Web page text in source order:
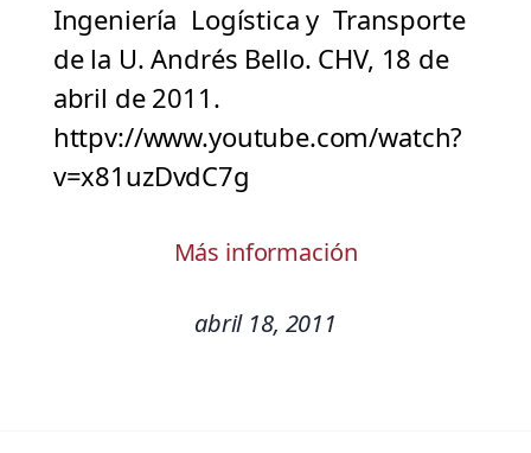
Ingeniería Logística y Transporte
de la U. Andrés Bello. CHV, 18 de
abril de 2011.
httpv://www.youtube.com/watch?
v=x81uzDvdC7g
Más información
abril 18, 2011